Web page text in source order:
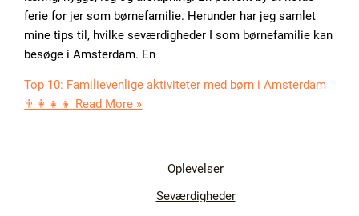
ferie for jer som børnefamilie. Herunder har jeg samlet
mine tips til, hvilke seværdigheder I som børnefamilie kan
besøge i Amsterdam. En
Top 10: Familievenlige aktiviteter med børn i Amsterdam
👨‍👩‍👧‍👦
Read More »
Oplevelser
Seværdigheder